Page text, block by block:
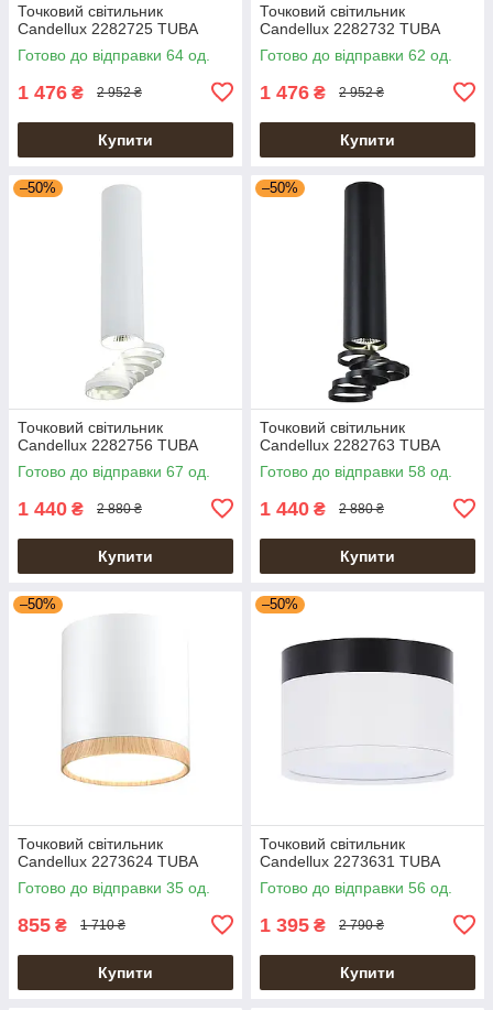
Точковий світильник
Candellux 2282725 TUBA
Готово до відправки 64 од.
1 476 ₴ 2 952 ₴
Купити
Точковий світильник
Candellux 2282732 TUBA
Готово до відправки 62 од.
1 476 ₴ 2 952 ₴
Купити
–50%
Точковий світильник
Candellux 2282756 TUBA
Готово до відправки 67 од.
1 440 ₴ 2 880 ₴
Купити
–50%
Точковий світильник
Candellux 2282763 TUBA
Готово до відправки 58 од.
1 440 ₴ 2 880 ₴
Купити
–50%
Точковий світильник
Candellux 2273624 TUBA
Готово до відправки 35 од.
855 ₴ 1 710 ₴
Купити
–50%
Точковий світильник
Candellux 2273631 TUBA
Готово до відправки 56 од.
1 395 ₴ 2 790 ₴
Купити